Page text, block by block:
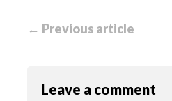
← Previous article
Leave a comment